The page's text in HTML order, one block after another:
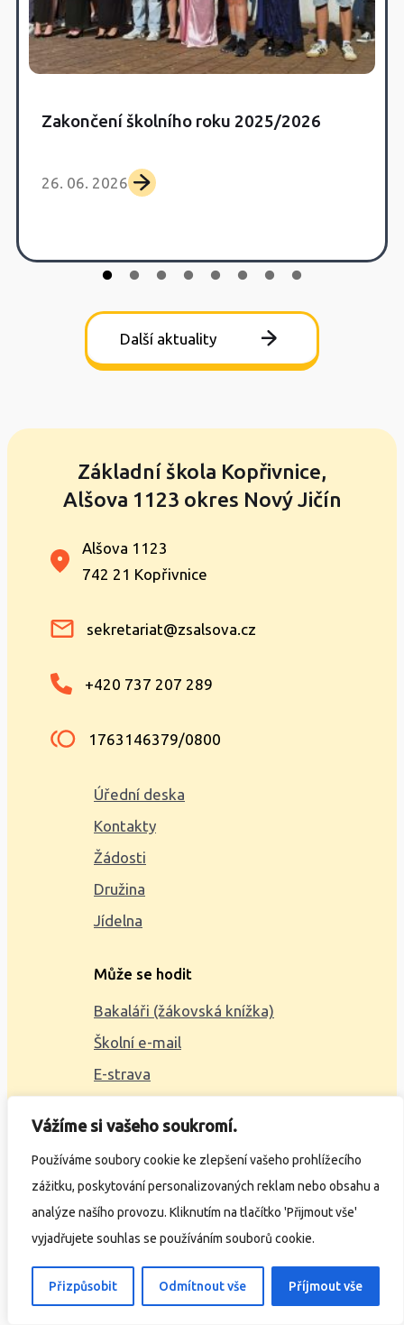
Vážíme si vašeho soukromí.
Používáme soubory cookie ke zlepšení vašeho prohlížecího
zážitku, poskytování personalizovaných reklam nebo obsahu a
analýze našího provozu. Kliknutím na tlačítko 'Přijmout vše'
vyjadřujete souhlas se používáním souborů cookie.
Přizpůsobit Odmítnout vše Příjmout vše
Zakončení školního roku 2025/2026
26. 06. 2026
Další aktuality
Základní škola Kopřivnice,
Alšova 1123 okres Nový Jičín
Alšova 1123
742 21 Kopřivnice
sekretariat@zsalsova.cz
+420 737 207 289
1763146379/0800
Úřední deska
Kontakty
Žádosti
Družina
Jídelna
Může se hodit
Bakaláři (žákovská knížka)
Školní e-mail
E-strava
2023 © ZŠ Alšova, vytvořilWčil.cz
Ochrana osobních údajů
Prohlášení o přístupnosti